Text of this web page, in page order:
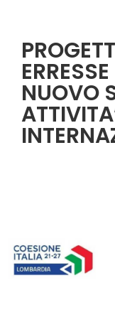
NUOVO